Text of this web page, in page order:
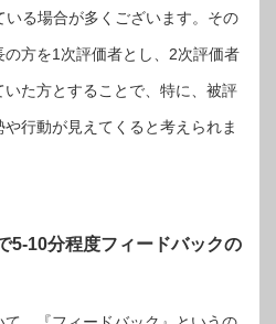
る場合が多くございます。その
方を1次評価者とし、2次評価者
た方とすることで、特に、被評
行動が見えてくると考えられま
5-10分程度フィードバックの